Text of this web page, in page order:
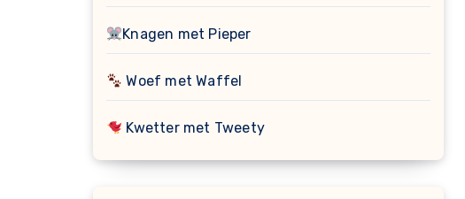
Knagen met Pieper
Woef met Waffel
Kwetter met Tweety